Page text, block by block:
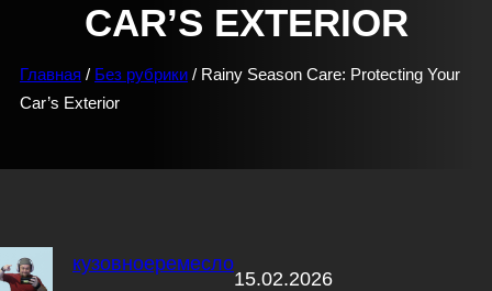
CAR’S EXTERIOR
Главная / Без рубрики / Rainy Season Care: Protecting Your
Car’s Exterior
кузовноеремесло
15.02.2026